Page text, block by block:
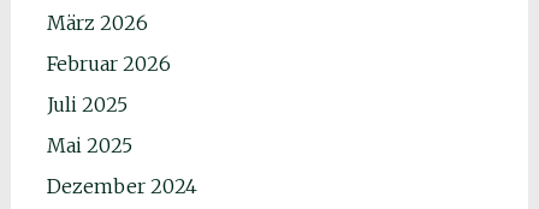
März 2026
Februar 2026
Juli 2025
Mai 2025
Dezember 2024